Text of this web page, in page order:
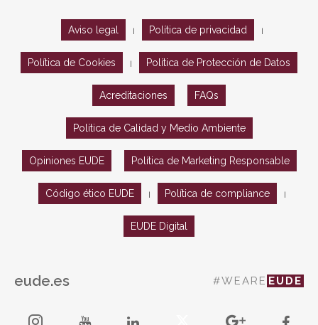
Aviso legal Política de privacidad
Política de Cookies Política de Protección de Datos
Acreditaciones FAQs
Política de Calidad y Medio Ambiente
Opiniones EUDE Política de Marketing Responsable
Código ético EUDE Política de compliance
EUDE Digital
eude.es #WEARE EUDE